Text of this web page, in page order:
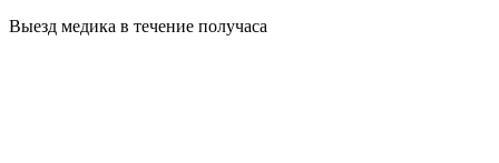
Выезд медика в течение получаса